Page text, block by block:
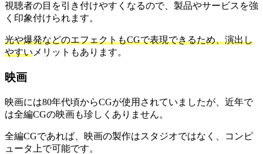
視聴者の目を引き付けやすくなるので、製品やサービスを強
く印象付けられます。
光や爆発などのエフェクトもCGで表現できるため、演出し
やすい メリットもあります。
映画
映画には80年代頃からCGが使用されていましたが、近年で
は全編CGの映画も珍しくありません。
全編CGであれば、映画の製作はスタジオではなく、コンピ
ュータ上で可能です。